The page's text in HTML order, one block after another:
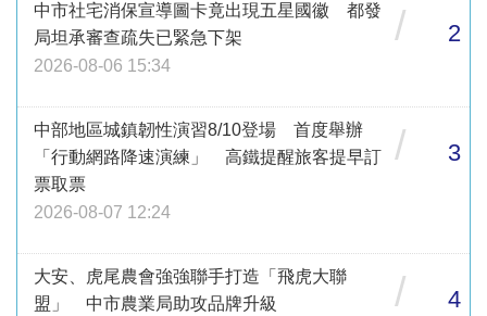
中市社宅消保宣導圖卡竟出現五星國徽 都發
局坦承審查疏失已緊急下架
2026-08-06 15:34
/ 2
中部地區城鎮韌性演習8/10登場 首度舉辦
「行動網路降速演練」 高鐵提醒旅客提早訂
票取票
2026-08-07 12:24
/ 3
大安、虎尾農會強強聯手打造「飛虎大聯
盟」 中市農業局助攻品牌升級
/ 4